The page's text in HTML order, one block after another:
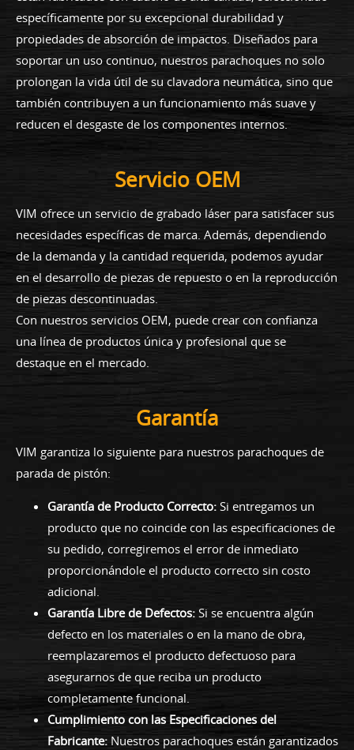
específicamente por su excepcional durabilidad y
propiedades de absorción de impactos. Diseñados para
soportar un uso continuo, nuestros parachoques no solo
prolongan la vida útil de su clavadora neumática, sino que
también contribuyen a un funcionamiento más suave y
reducen el desgaste de los componentes internos.
Servicio OEM
VIM ofrece un servicio de grabado láser para satisfacer sus
necesidades específicas de marca. Además, dependiendo
de la demanda y la cantidad requerida, podemos ayudar
en el desarrollo de piezas de repuesto o en la reproducción
de piezas descontinuadas.
Con nuestros servicios OEM, puede crear con confianza
una línea de productos única y profesional que se
destaque en el mercado.
Garantía
VIM garantiza lo siguiente para nuestros parachoques de
parada de pistón:
Garantía de Producto Correcto: Si entregamos un
producto que no coincide con las especificaciones de
su pedido, corregiremos el error de inmediato
proporcionándole el producto correcto sin costo
adicional.
Garantía Libre de Defectos: Si se encuentra algún
defecto en los materiales o en la mano de obra,
reemplazaremos el producto defectuoso para
asegurarnos de que reciba un producto
completamente funcional.
Cumplimiento con las Especificaciones del
Fabricante: Nuestros parachoques están garantizados